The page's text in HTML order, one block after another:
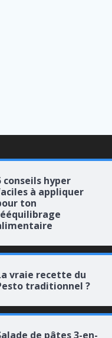
conseils hyper
à appliquer
ton
vraie recette du
traditionnel ?
de pâtes 3-en-